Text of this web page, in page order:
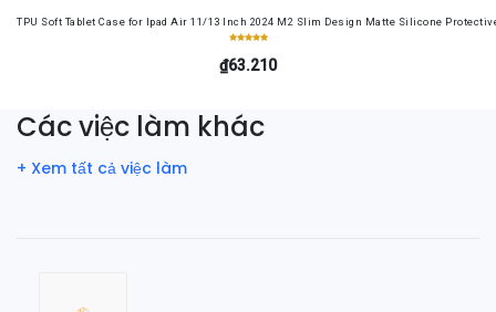
TPU Soft Tablet Case for Ipad Air 11/13 Inch 2024 M2 Slim Design Matte Silicone
₫63.210
Các việc làm khác
+ Xem tất cả việc làm